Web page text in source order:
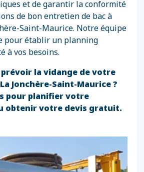
et de garantir la conformité
de bon entretien de bac à
Saint-Maurice. Notre équipe
pour établir un planning
à vos besoins.
la vidange de votre
Jonchère-Saint-Maurice ?
pour planifier votre
obtenir votre devis gratuit.